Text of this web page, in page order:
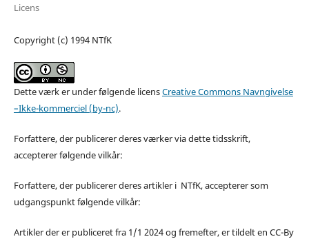
Licens
Copyright (c) 1994 NTfK
Dette værk er under følgende licensCreative Commons Navngivelse
–Ikke-kommerciel (by-nc).
Forfattere, der publicerer deres værker via dette tidsskrift,
accepterer følgende vilkår:
Forfattere, der publicerer deres artikler i NTfK, accepterer som
udgangspunkt følgende vilkår:
Artikler der er publiceret fra 1/1 2024 og fremefter, er tildelt en CC-By